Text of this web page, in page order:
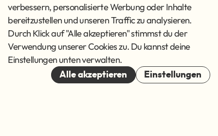
Impressum
Datenschutz
AGB
© 2026
verbessern, personalisierte Werbung oder Inhalte
bereitzustellen und unseren Traffic zu analysieren.
Durch Klick auf "Alle akzeptieren" stimmst du der
Verwendung unserer Cookies zu. Du kannst deine
Einstellungen unten verwalten.
Alle akzeptieren Einstellungen